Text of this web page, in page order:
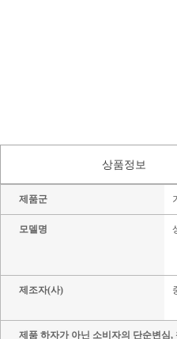
상품정보
제품군
모델명
제조자(사)
제품 하자가 아닌 소비자의 단순변심